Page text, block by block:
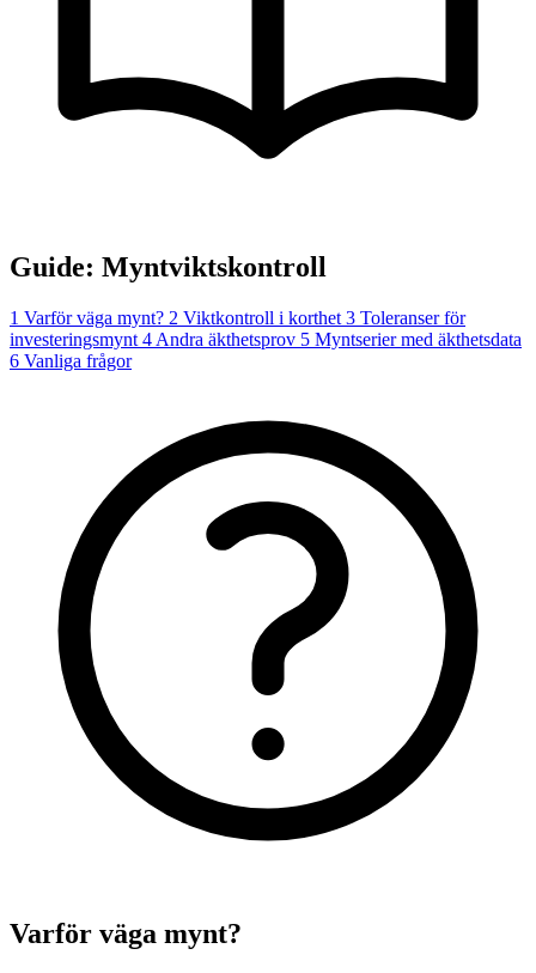
Guide: Myntviktskontroll
1 Varför väga mynt? 2 Viktkontroll i korthet 3 Toleranser för
investeringsmynt 4 Andra äkthetsprov 5 Myntserier med äkthetsdata
6 Vanliga frågor
Varför väga mynt?